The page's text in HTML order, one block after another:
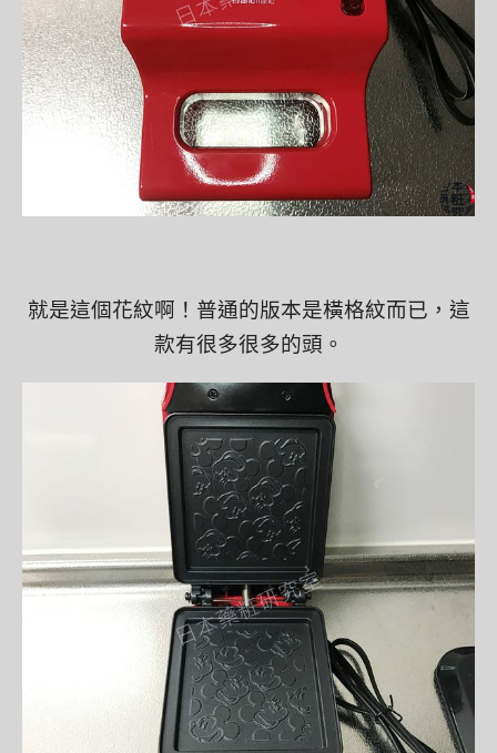
就是這個花紋啊！普通的版本是橫格紋而已，這
款有很多很多的頭。